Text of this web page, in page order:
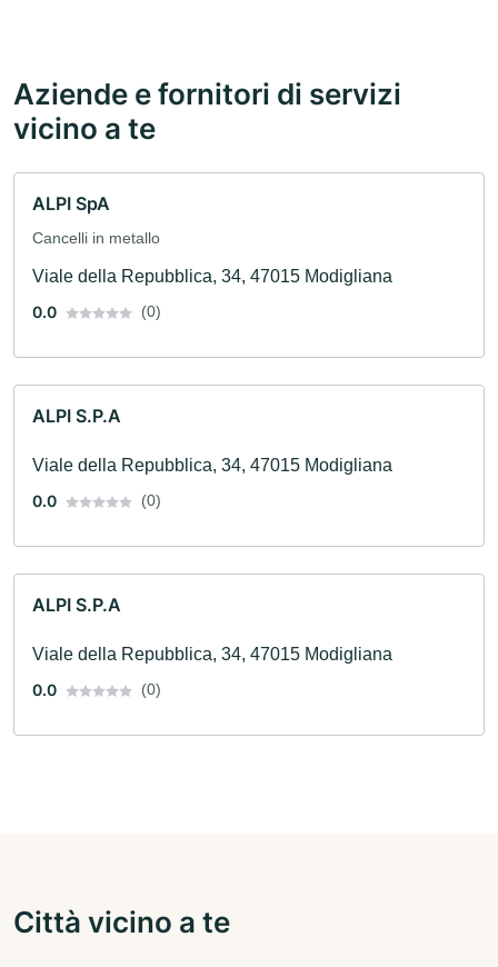
Aziende e fornitori di servizi
vicino a te
ALPI SpA
Cancelli in metallo
Viale della Repubblica, 34, 47015 Modigliana
0.0
(0)
ALPI S.P.A
Viale della Repubblica, 34, 47015 Modigliana
0.0
(0)
ALPI S.P.A
Viale della Repubblica, 34, 47015 Modigliana
0.0
(0)
Città vicino a te